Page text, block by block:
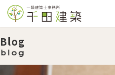
Blog
blog